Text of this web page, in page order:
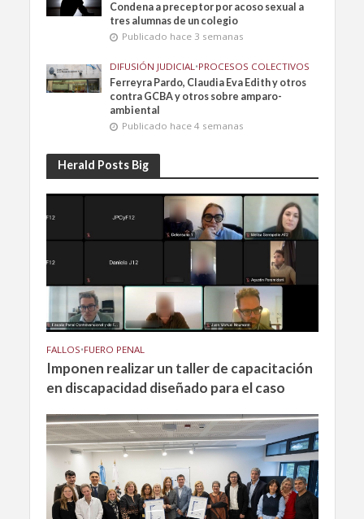
Condena a preceptor por acoso sexual a
tres alumnas de un colegio
Publicado hace 3 semanas
DIFUSIÓN JUDICIAL•PROCESOS COLECTIVOS
Ferreyra Pardo, Claudia Eva Edith y otros
contra GCBA y otros sobre amparo-
ambiental
Publicado hace 4 semanas
Herald Posts Big
FALLOS•FUERO PENAL
Imponen realizar un taller de capacitación
en discapacidad diseñado para el caso